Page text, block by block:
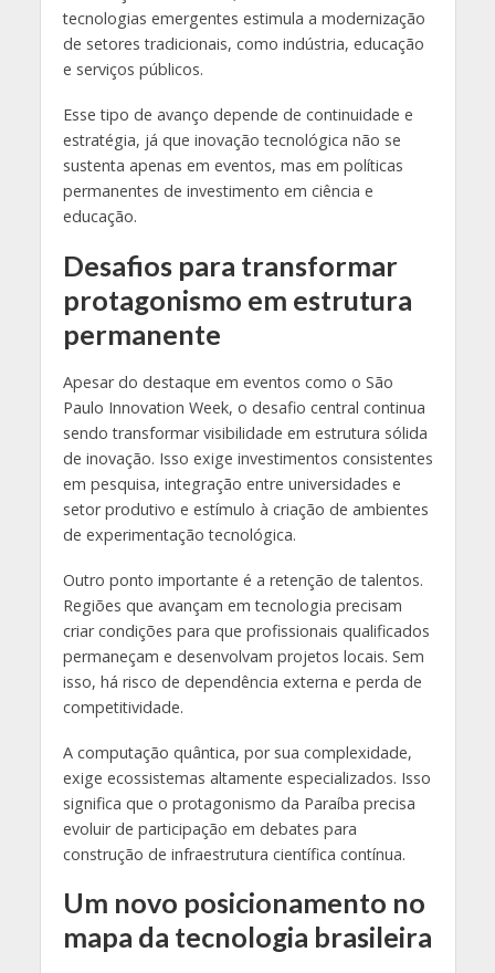
tecnologias emergentes estimula a modernização
de setores tradicionais, como indústria, educação
e serviços públicos.
Esse tipo de avanço depende de continuidade e
estratégia, já que inovação tecnológica não se
sustenta apenas em eventos, mas em políticas
permanentes de investimento em ciência e
educação.
Desafios para transformar
protagonismo em estrutura
permanente
Apesar do destaque em eventos como o São
Paulo Innovation Week, o desafio central continua
sendo transformar visibilidade em estrutura sólida
de inovação. Isso exige investimentos consistentes
em pesquisa, integração entre universidades e
setor produtivo e estímulo à criação de ambientes
de experimentação tecnológica.
Outro ponto importante é a retenção de talentos.
Regiões que avançam em tecnologia precisam
criar condições para que profissionais qualificados
permaneçam e desenvolvam projetos locais. Sem
isso, há risco de dependência externa e perda de
competitividade.
A computação quântica, por sua complexidade,
exige ecossistemas altamente especializados. Isso
significa que o protagonismo da Paraíba precisa
evoluir de participação em debates para
construção de infraestrutura científica contínua.
Um novo posicionamento no
mapa da tecnologia brasileira